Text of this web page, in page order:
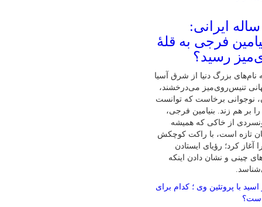
۱۶ ساله ایرانی:
فرجی به قلهٔ
رسید؟
نام‌های بزرگ دنیا از شرق آسیا
تنیس‌روی‌میز می‌درخشند،
نوجوانی برخاست که توانست
بر هم زند. بنیامین فرجی،
از خاکی که همیشه
تازه است، با راکت کوچکش
آغاز کرد؛ رؤیای ایستادن
چینی و نشان دادن اینکه